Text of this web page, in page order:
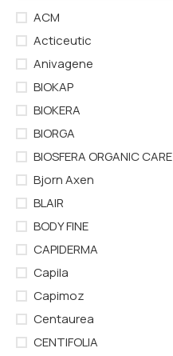
ACM
Acticeutic
Anivagene
BIOKAP
BIOKERA
BIORGA
BIOSFERA ORGANIC CARE
Bjorn Axen
BLAIR
BODY FINE
CAPIDERMA
Capila
Capimoz
Centaurea
CENTIFOLIA